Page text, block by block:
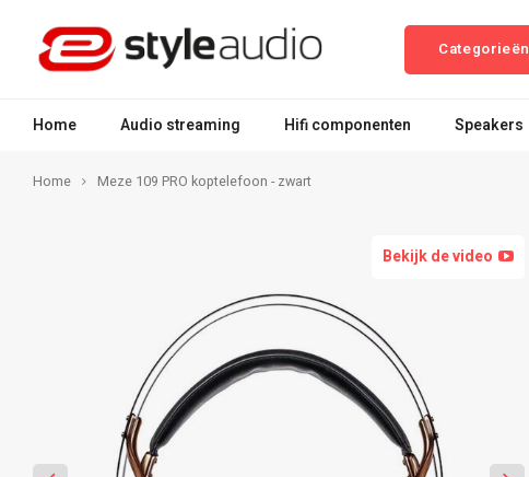
Categorieën
Home Audio streaming Hifi componenten Speakers
Home Meze 109 PRO koptelefoon - zwart
Bekijk de video